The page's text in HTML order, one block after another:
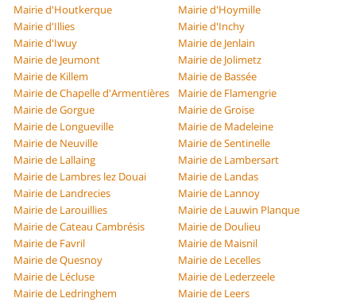
Mairie d'Houtkerque
Mairie d'Hoymille
Mairie d'Illies
Mairie d'Inchy
Mairie d'Iwuy
Mairie de Jenlain
Mairie de Jeumont
Mairie de Jolimetz
Mairie de Killem
Mairie de Bassée
Mairie de Chapelle d'Armentières
Mairie de Flamengrie
Mairie de Gorgue
Mairie de Groise
Mairie de Longueville
Mairie de Madeleine
Mairie de Neuville
Mairie de Sentinelle
Mairie de Lallaing
Mairie de Lambersart
Mairie de Lambres lez Douai
Mairie de Landas
Mairie de Landrecies
Mairie de Lannoy
Mairie de Larouillies
Mairie de Lauwin Planque
Mairie de Cateau Cambrésis
Mairie de Doulieu
Mairie de Favril
Mairie de Maisnil
Mairie de Quesnoy
Mairie de Lecelles
Mairie de Lécluse
Mairie de Lederzeele
Mairie de Ledringhem
Mairie de Leers